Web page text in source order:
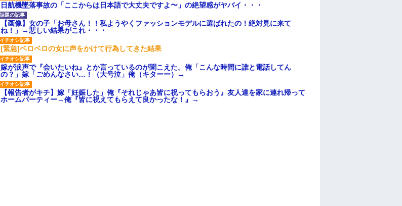
日航機墜落事故の「ここからは日本語で大丈夫ですよ〜」の絶望感がヤバイ・・・
【画像】女の子「お母さん！！私ようやくファッションモデルに選ばれたの！絶対見に来て
ね！」→悲しい結果がこれ・・・
[緊急]ベロベロの女に声をかけて行為してきた結果
嫁が涙声で『会いたいね』とか言っているのが聞こえた。俺「こんな時間に誰と電話してん
の？」嫁「ごめんなさい…！（大号泣」俺（キターー）→
【報告者がキチ】嫁「妊娠した」俺『それじゃあ皆に祝ってもらおう』友人達を家に連れ帰って
ホームパーティー→俺『皆に祝えてもらえて良かったな！』→